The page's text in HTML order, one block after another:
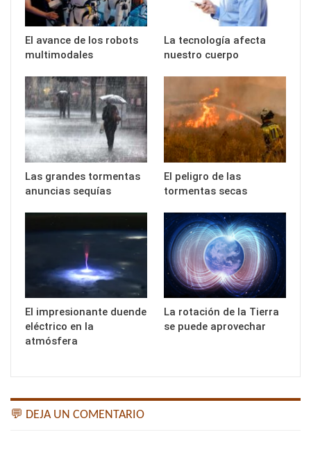
El avance de los robots
multimodales
La tecnología afecta
nuestro cuerpo
Las grandes tormentas
anuncias sequías
El peligro de las
tormentas secas
El impresionante duende
eléctrico en la
atmósfera
La rotación de la Tierra
se puede aprovechar
💬 DEJA UN COMENTARIO